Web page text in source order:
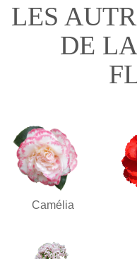
LES
DE
Camélia